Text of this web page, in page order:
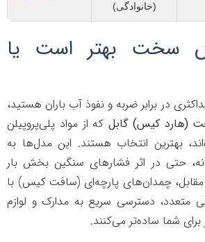
(خانوادگی)
بهتر است یا
در برابر ضربه و نفوذ آب باران هستید،
کیس) گابل که از مواد پلی‌پروپیلن
انتخاب هستند. این مدل‌ها به
حتی در اثر فشارهای سنگین بخش بار
چمدان‌های پارچه‌ای (سافت کیس) با
دسترسی سریع به مدارک و لوازم
ساده‌تر می‌کنند.